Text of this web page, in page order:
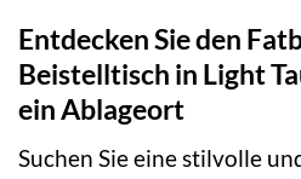
Entdecken Sie den
Beistelltisch in Light
ein Ablageort
Suchen Sie eine stilvolle